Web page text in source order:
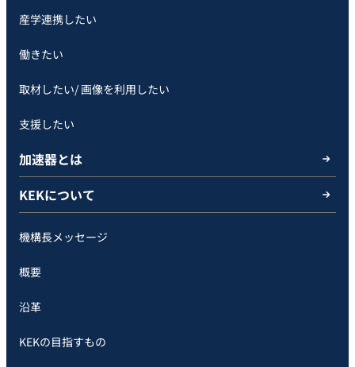
産学連携したい
働きたい
取材したい/ 画像を利用したい
支援したい
加速器とは
KEKについて
機構長メッセージ
概要
沿革
KEKの目指すもの